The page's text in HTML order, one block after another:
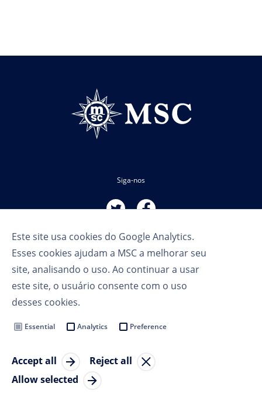
Este site usa cookies do Google Analytics.
Esses cookies ajudam a MSC a melhorar seu
site, analisando o uso. Ao continuar a usar
este site, o usuário consente com o uso
desses cookies.
Essential Analytics Preference
Accept all
Reject all
Allow selected
Siga-nos
Cookie Settings
© Copyright 2023 MSC Cruises SA